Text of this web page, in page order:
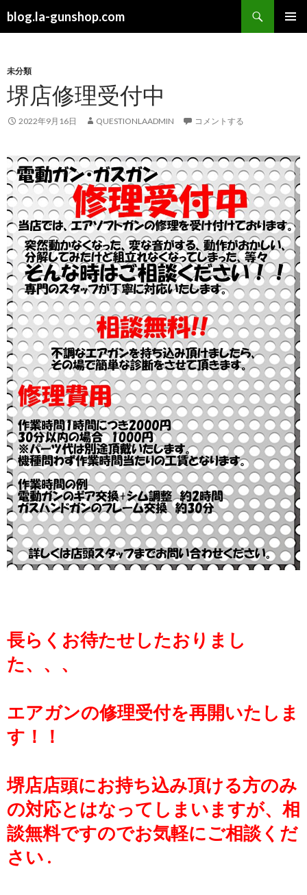
blog.la-gunshop.com
索
ン
ツ
へ
ス
プ
未分類
堺店修理受付中
2022年9月16日 QUESTIONLAADMIN コメントする
長らくお待たせしたおりまし
た、、、
エアガンの修理受付を再開いたしま
す！！
堺店店頭にお持ち込み頂ける方のみ
の対応とはなってしまいますが、相
談無料ですのでお気軽にご相談くだ
さい .